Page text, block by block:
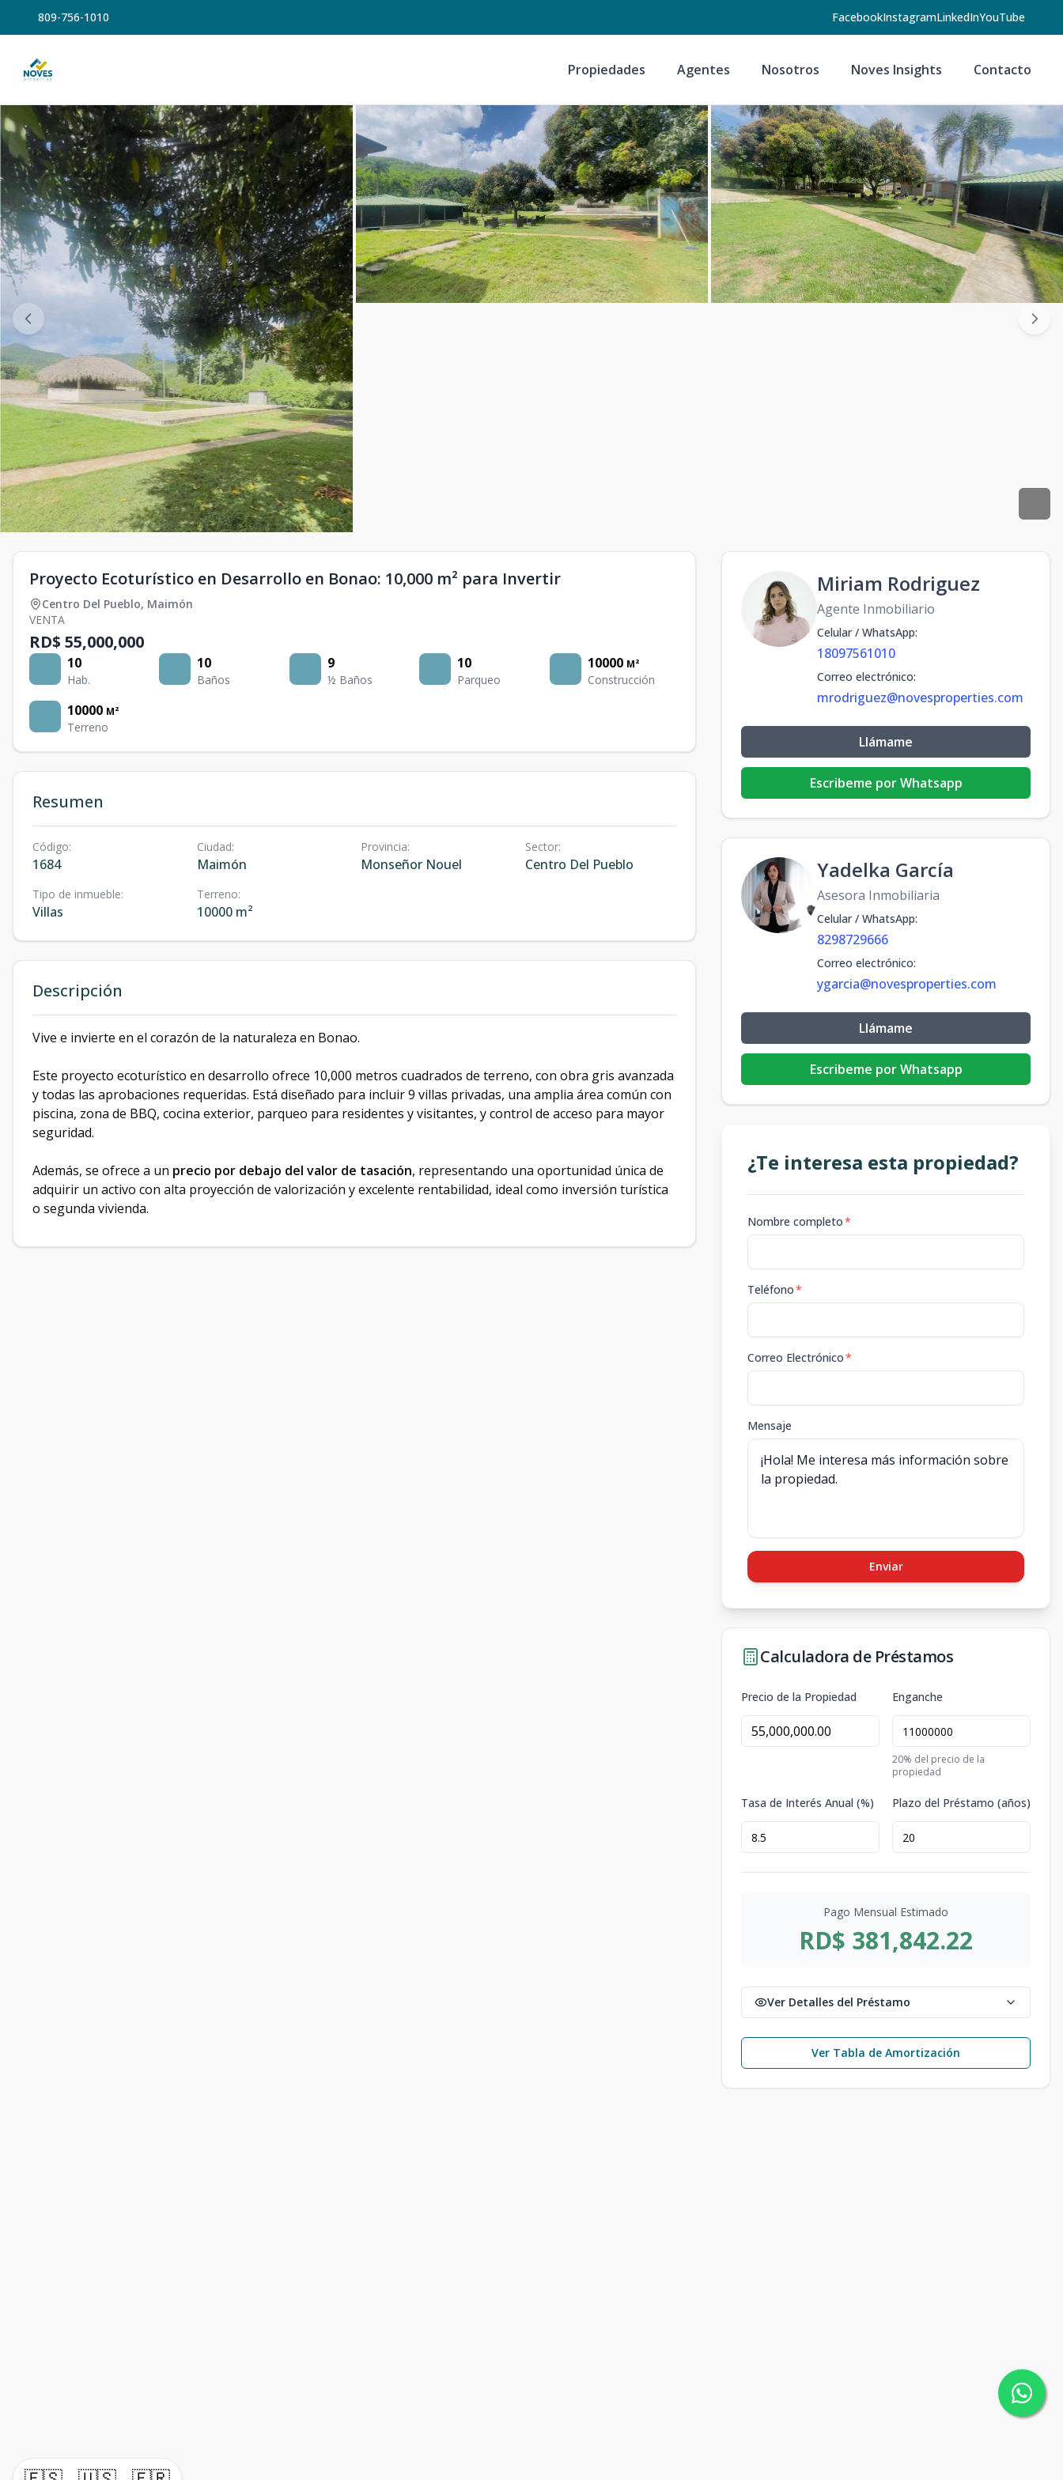
809-756-1010 FacebookInstagramLinkedInYouTube
Propiedades Agentes Nosotros Noves Insights Contacto
Proyecto Ecoturístico en Desarrollo en Bonao: 10,000 m² para Invertir
Centro Del Pueblo, Maimón
VENTA
RD$ 55,000,000
10
Hab.
10
Baños
9
½ Baños
10
Parqueo
10000 M²
Construcción
10000 M²
Terreno
Resumen
Código:
1684
Ciudad:
Maimón
Provincia:
Monseñor Nouel
Sector:
Centro Del Pueblo
Tipo de inmueble:
Villas
Terreno:
10000 m²
Descripción
Vive e invierte en el corazón de la naturaleza en Bonao.
Este proyecto ecoturístico en desarrollo ofrece 10,000 metros cuadrados de terreno, con obra gris avanzada
y todas las aprobaciones requeridas. Está diseñado para incluir 9 villas privadas, una amplia área común con
piscina, zona de BBQ, cocina exterior, parqueo para residentes y visitantes, y control de acceso para mayor
seguridad.
Además, se ofrece a un precio por debajo del valor de tasación, representando una oportunidad única de
adquirir un activo con alta proyección de valorización y excelente rentabilidad, ideal como inversión turística
o segunda vivienda.
Miriam Rodriguez
Agente Inmobiliario
Celular / WhatsApp:
18097561010
Correo electrónico:
mrodriguez@novesproperties.com
Llámame
Escribeme por Whatsapp
Yadelka García
Asesora Inmobiliaria
Celular / WhatsApp:
8298729666
Correo electrónico:
ygarcia@novesproperties.com
Llámame
Escribeme por Whatsapp
¿Te interesa esta propiedad?
Nombre completo*
Teléfono*
Correo Electrónico*
Mensaje
Enviar
Calculadora de Préstamos
Precio de la Propiedad Enganche
20% del precio de la
propiedad
Tasa de Interés Anual (%) Plazo del Préstamo (años)
Pago Mensual Estimado
RD$ 381,842.22
Ver Detalles del Préstamo
Ver Tabla de Amortización